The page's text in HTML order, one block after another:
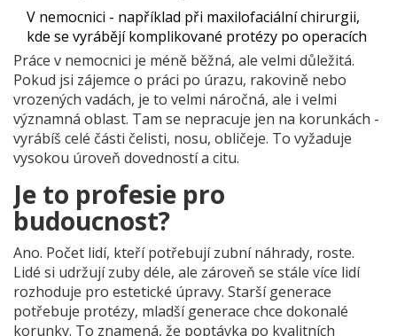
V nemocnici - například při maxilofaciální chirurgii,
kde se vyrábějí komplikované protézy po operacích
Práce v nemocnici je méně běžná, ale velmi důležitá.
Pokud jsi zájemce o práci po úrazu, rakovině nebo
vrozených vadách, je to velmi náročná, ale i velmi
významná oblast. Tam se nepracuje jen na korunkách -
vyrábíš celé části čelisti, nosu, obličeje. To vyžaduje
vysokou úroveň dovedností a citu.
Je to profesie pro
budoucnost?
Ano. Počet lidí, kteří potřebují zubní náhrady, roste.
Lidé si udržují zuby déle, ale zároveň se stále více lidí
rozhoduje pro estetické úpravy. Starší generace
potřebuje protézy, mladší generace chce dokonalé
korunky. To znamená, že poptávka po kvalitních